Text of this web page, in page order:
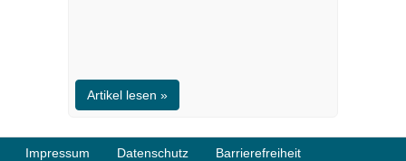
Artikel lesen »
Impressum Datenschutz
Barrierefreiheit